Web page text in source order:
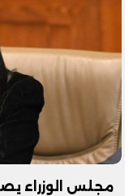
مجلس الوزراء